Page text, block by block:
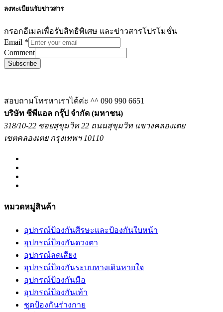
ลงทะเบียนรับข่าวสาร
กรอกอีเมลเพื่อรับสิทธิพิเศษ และข่าวสารโปรโมชั่น
Email *
Comment
Subscribe
สอบถามโทรหาเราได้ค่ะ ^^ 090 990 6651
บริษัท ซีพีแอล กรุ๊ป จำกัด (มหาชน)
318/10-22 ซอยสุขุมวิท 22 ถนนสุขุมวิท แขวงคลองเตย
เขตคลองเตย กรุงเทพฯ 10110
หมวดหมู่สินค้า
อุปกรณ์ป้องกันศีรษะและป้องกันใบหน้า
อุปกรณ์ป้องกันดวงตา
อุปกรณ์ลดเสียง
อุปกรณ์ป้องกันระบบทางเดินหายใจ
อุปกรณ์ป้องกันมือ
อุปกรณ์ป้องกันเท้า
ชุดป้องกันร่างกาย